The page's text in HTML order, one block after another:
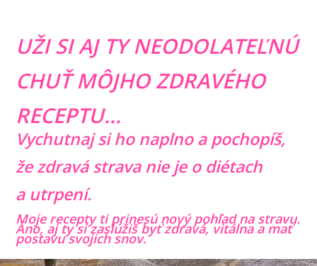
UŽI SI AJ TY NEODOLATEĽNÚ
CHUŤ MÔJHO ZDRAVÉHO
RECEPTU...
Vychutnaj si ho naplno a pochopíš,
že zdravá strava nie je o diétach
a utrpení.
Moje recepty ti prinesú nový pohľad na stravu.
Áno, aj ty si zaslúžiš byť zdravá, vitálna a mať
postavu svojich snov.